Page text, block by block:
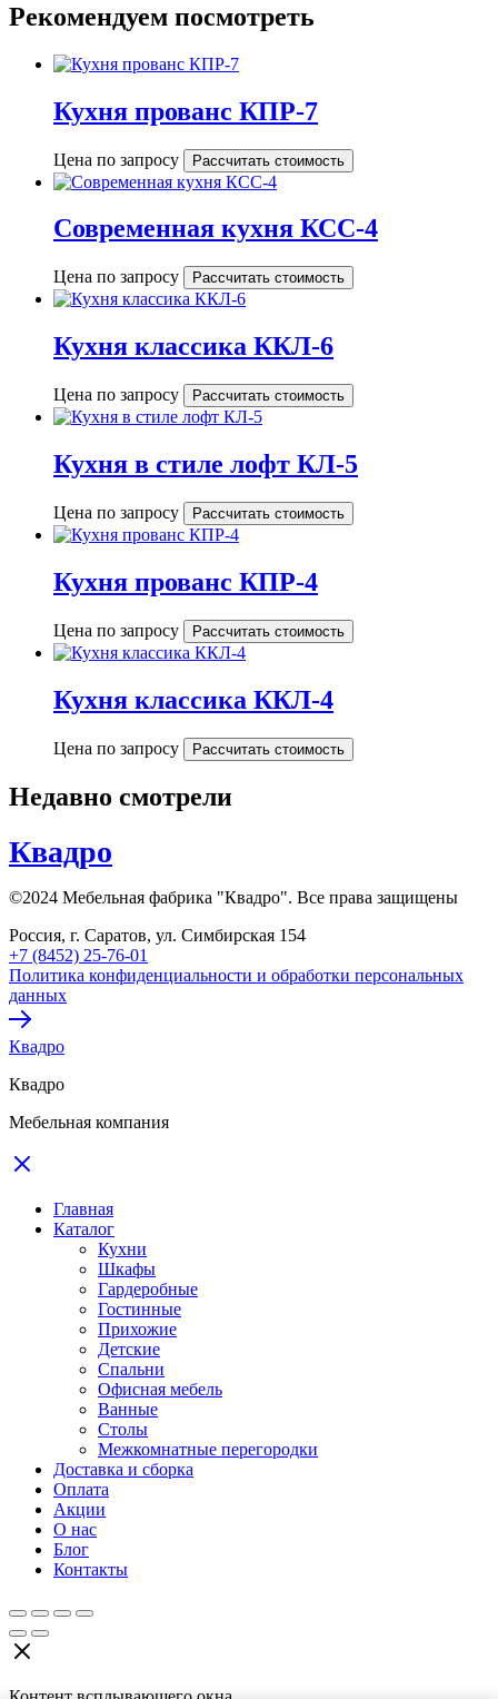
Рекомендуем посмотреть
Кухня прованс КПР-7
Цена по запросу Рассчитать стоимость
Современная кухня КСС-4
Цена по запросу Рассчитать стоимость
Кухня классика ККЛ-6
Цена по запросу Рассчитать стоимость
Кухня в стиле лофт КЛ-5
Цена по запросу Рассчитать стоимость
Кухня прованс КПР-4
Цена по запросу Рассчитать стоимость
Кухня классика ККЛ-4
Цена по запросу Рассчитать стоимость
Недавно смотрели
Квадро
©2024 Мебельная фабрика "Квадро". Все права защищены
Россия, г. Саратов, ул. Симбирская 154
+7 (8452) 25-76-01
Политика конфиденциальности и обработки персональных
данных
Квадро
Квадро
Мебельная компания
Главная
Каталог
Кухни
Шкафы
Гардеробные
Гостинные
Прихожие
Детские
Спальни
Офисная мебель
Ванные
Столы
Межкомнатные перегородки
Доставка и сборка
Оплата
Акции
О нас
Блог
Контакты